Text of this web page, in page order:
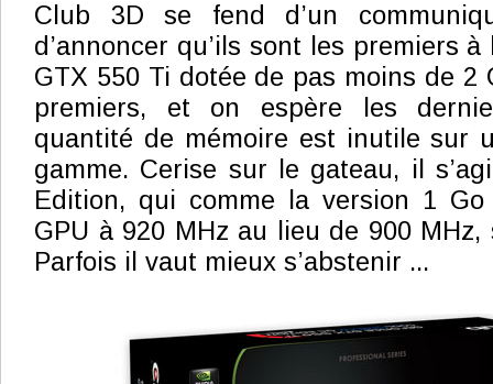
Club 3D se fend d’un
d’annoncer qu’ils sont les premiers
GTX 550 Ti dotée de pas moins de 2
premiers, et on espère les
quantité de mémoire est inutile sur
gamme. Cerise sur le gateau, il
Edition, qui comme la version 1 Go
GPU à 920 MHz au lieu de 900
Parfois il vaut mieux s’abstenir ...